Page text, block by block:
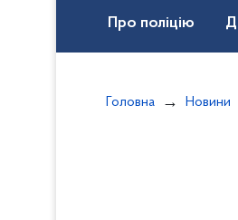
Про поліцію
Головна Новини